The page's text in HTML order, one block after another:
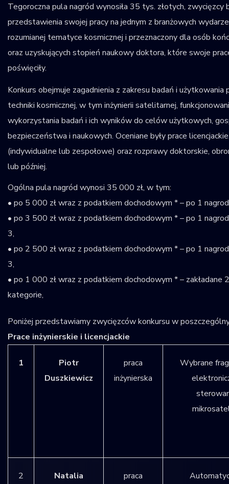
Tegoroczna pula nagród wynosiła 35 tys. złotych,
przedstawienia swojej pracy na jednym z branżowych
rozumianej tematyce kosmicznej i przeznaczony dla osób
oraz uzyskujących stopień naukowy doktora, które swoje
poświęciły.
Konkurs obejmuje zagadnienia z zakresu badań i
techniki kosmicznej, w tym inżynierii satelitarnej,
wykorzystania badań i ich wyników do celów użytkowych,
bezpieczeństwa i naukowych. Oceniane były prace
(indywidualne lub zespołowe) oraz rozprawy doktorskie,
lub później.
Ogólna pula nagród wynosi 35 000 zł, w tym:
• po 5 000 zł wraz z podatkiem dochodowym * – po 1
• po 3 500 zł wraz z podatkiem dochodowym * – po 1
3,
• po 2 500 zł wraz z podatkiem dochodowym * – po 1
3,
• po 1 000 zł wraz z podatkiem dochodowym * – zakładane
kategorie,
Poniżej przedstawiamy zwycięzców konkursu w
Prace inżynierskie i licencjackie
1
Piotr
Duszkiewicz
praca
inżynierska
Wybrane
2
Natalia
praca